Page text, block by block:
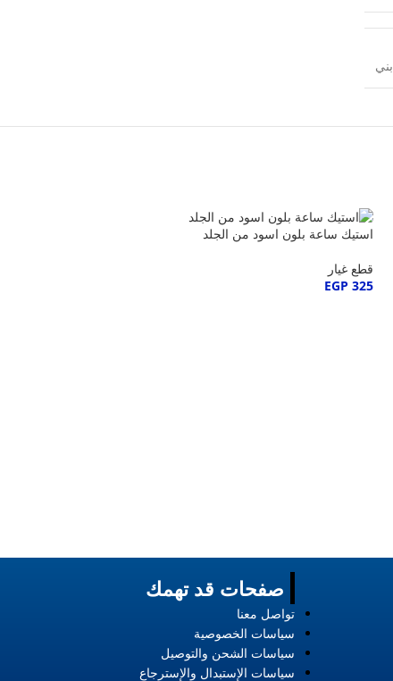
بني
استيك ساعة بلون اسود من الجلد
قطع غيار
EGP 325
صفحات قد تهمك
تواصل معنا
سياسات الخصوصية
سياسات الشحن والتوصيل
سياسات الإستبدال والإسترجاع